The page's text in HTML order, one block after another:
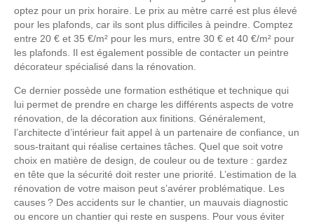
optez pour un prix horaire. Le prix au mètre carré est plus élevé
pour les plafonds, car ils sont plus difficiles à peindre. Comptez
entre 20 € et 35 €/m² pour les murs, entre 30 € et 40 €/m² pour
les plafonds. Il est également possible de contacter un peintre
décorateur spécialisé dans la rénovation.
Ce dernier possède une formation esthétique et technique qui
lui permet de prendre en charge les différents aspects de votre
rénovation, de la décoration aux finitions. Généralement,
l’architecte d’intérieur fait appel à un partenaire de confiance, un
sous-traitant qui réalise certaines tâches. Quel que soit votre
choix en matière de design, de couleur ou de texture : gardez
en tête que la sécurité doit rester une priorité. L’estimation de la
rénovation de votre maison peut s’avérer problématique. Les
causes ? Des accidents sur le chantier, un mauvais diagnostic
ou encore un chantier qui reste en suspens. Pour vous éviter